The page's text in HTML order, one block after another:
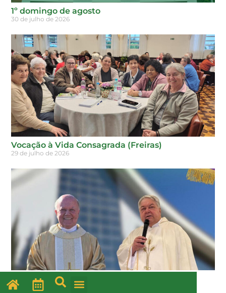
1º domingo de agosto
30 de julho de 2026
Vocação à Vida Consagrada (Freiras)
29 de julho de 2026
O PADRE DIOCESANO
29 de julho de 2026